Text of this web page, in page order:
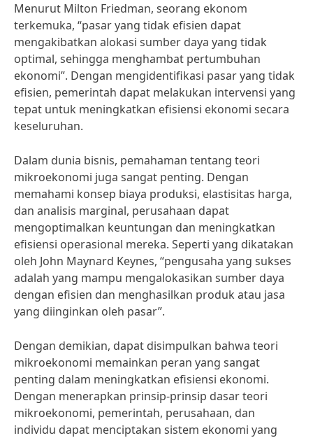
Menurut Milton Friedman, seorang ekonom
terkemuka, “pasar yang tidak efisien dapat
mengakibatkan alokasi sumber daya yang tidak
optimal, sehingga menghambat pertumbuhan
ekonomi”. Dengan mengidentifikasi pasar yang tidak
efisien, pemerintah dapat melakukan intervensi yang
tepat untuk meningkatkan efisiensi ekonomi secara
keseluruhan.
Dalam dunia bisnis, pemahaman tentang teori
mikroekonomi juga sangat penting. Dengan
memahami konsep biaya produksi, elastisitas harga,
dan analisis marginal, perusahaan dapat
mengoptimalkan keuntungan dan meningkatkan
efisiensi operasional mereka. Seperti yang dikatakan
oleh John Maynard Keynes, “pengusaha yang sukses
adalah yang mampu mengalokasikan sumber daya
dengan efisien dan menghasilkan produk atau jasa
yang diinginkan oleh pasar”.
Dengan demikian, dapat disimpulkan bahwa teori
mikroekonomi memainkan peran yang sangat
penting dalam meningkatkan efisiensi ekonomi.
Dengan menerapkan prinsip-prinsip dasar teori
mikroekonomi, pemerintah, perusahaan, dan
individu dapat menciptakan sistem ekonomi yang